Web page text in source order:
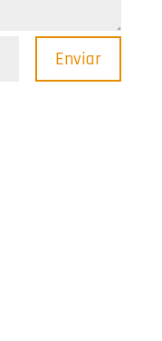
Enviar